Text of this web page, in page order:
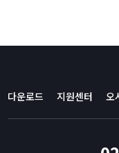
다운로드 지원센터 오